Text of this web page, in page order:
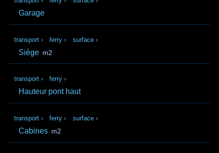
Garage
transport › ferry › surface ›
Siège m2
transport › ferry ›
Hauteur pont haut
transport › ferry › surface ›
Cabines m2